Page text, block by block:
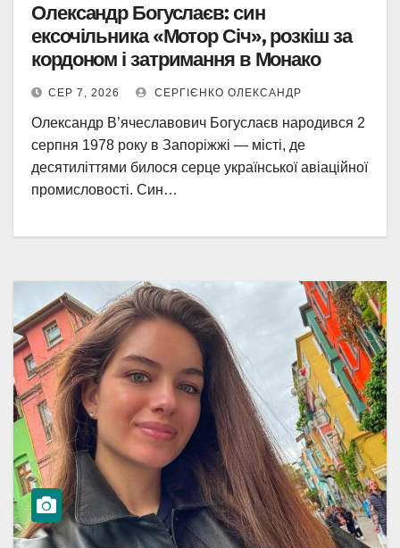
Олександр Богуслаєв: син
ексочільника «Мотор Січ», розкіш за
кордоном і затримання в Монако
СЕР 7, 2026 СЕРГІЄНКО ОЛЕКСАНДР
Олександр В’ячеславович Богуслаєв народився 2
серпня 1978 року в Запоріжжі — місті, де
десятиліттями билося серце української авіаційної
промисловості. Син…